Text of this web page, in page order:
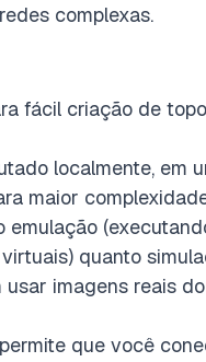
complexas.
fácil criação de
localmente, em
maior
emulação
quanto
imagens reais
que você